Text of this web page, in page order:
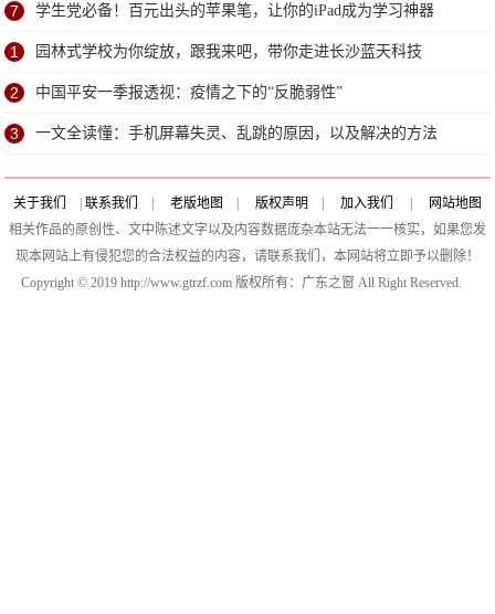
机吧
7 学生党必备！百元出头的苹果笔，让你的iPad成为学习神器
1 园林式学校为你绽放，跟我来吧，带你走进长沙蓝天科技
2 中国平安一季报透视：疫情之下的“反脆弱性”
3 一文全读懂：手机屏幕失灵、乱跳的原因，以及解决的方法
关于我们 联系我们 老版地图 版权声明 加入我们
网站地图
相关作品的原创性、文中陈述文字以及内容数据庞杂本站无法一一核实，如果您发
现本网站上有侵犯您的合法权益的内容，请联系我们，本网站将立即予以删除！
Copyright © 2019 http://www.gtrzf.com 版权所有：广东之窗 All Right Reserved.